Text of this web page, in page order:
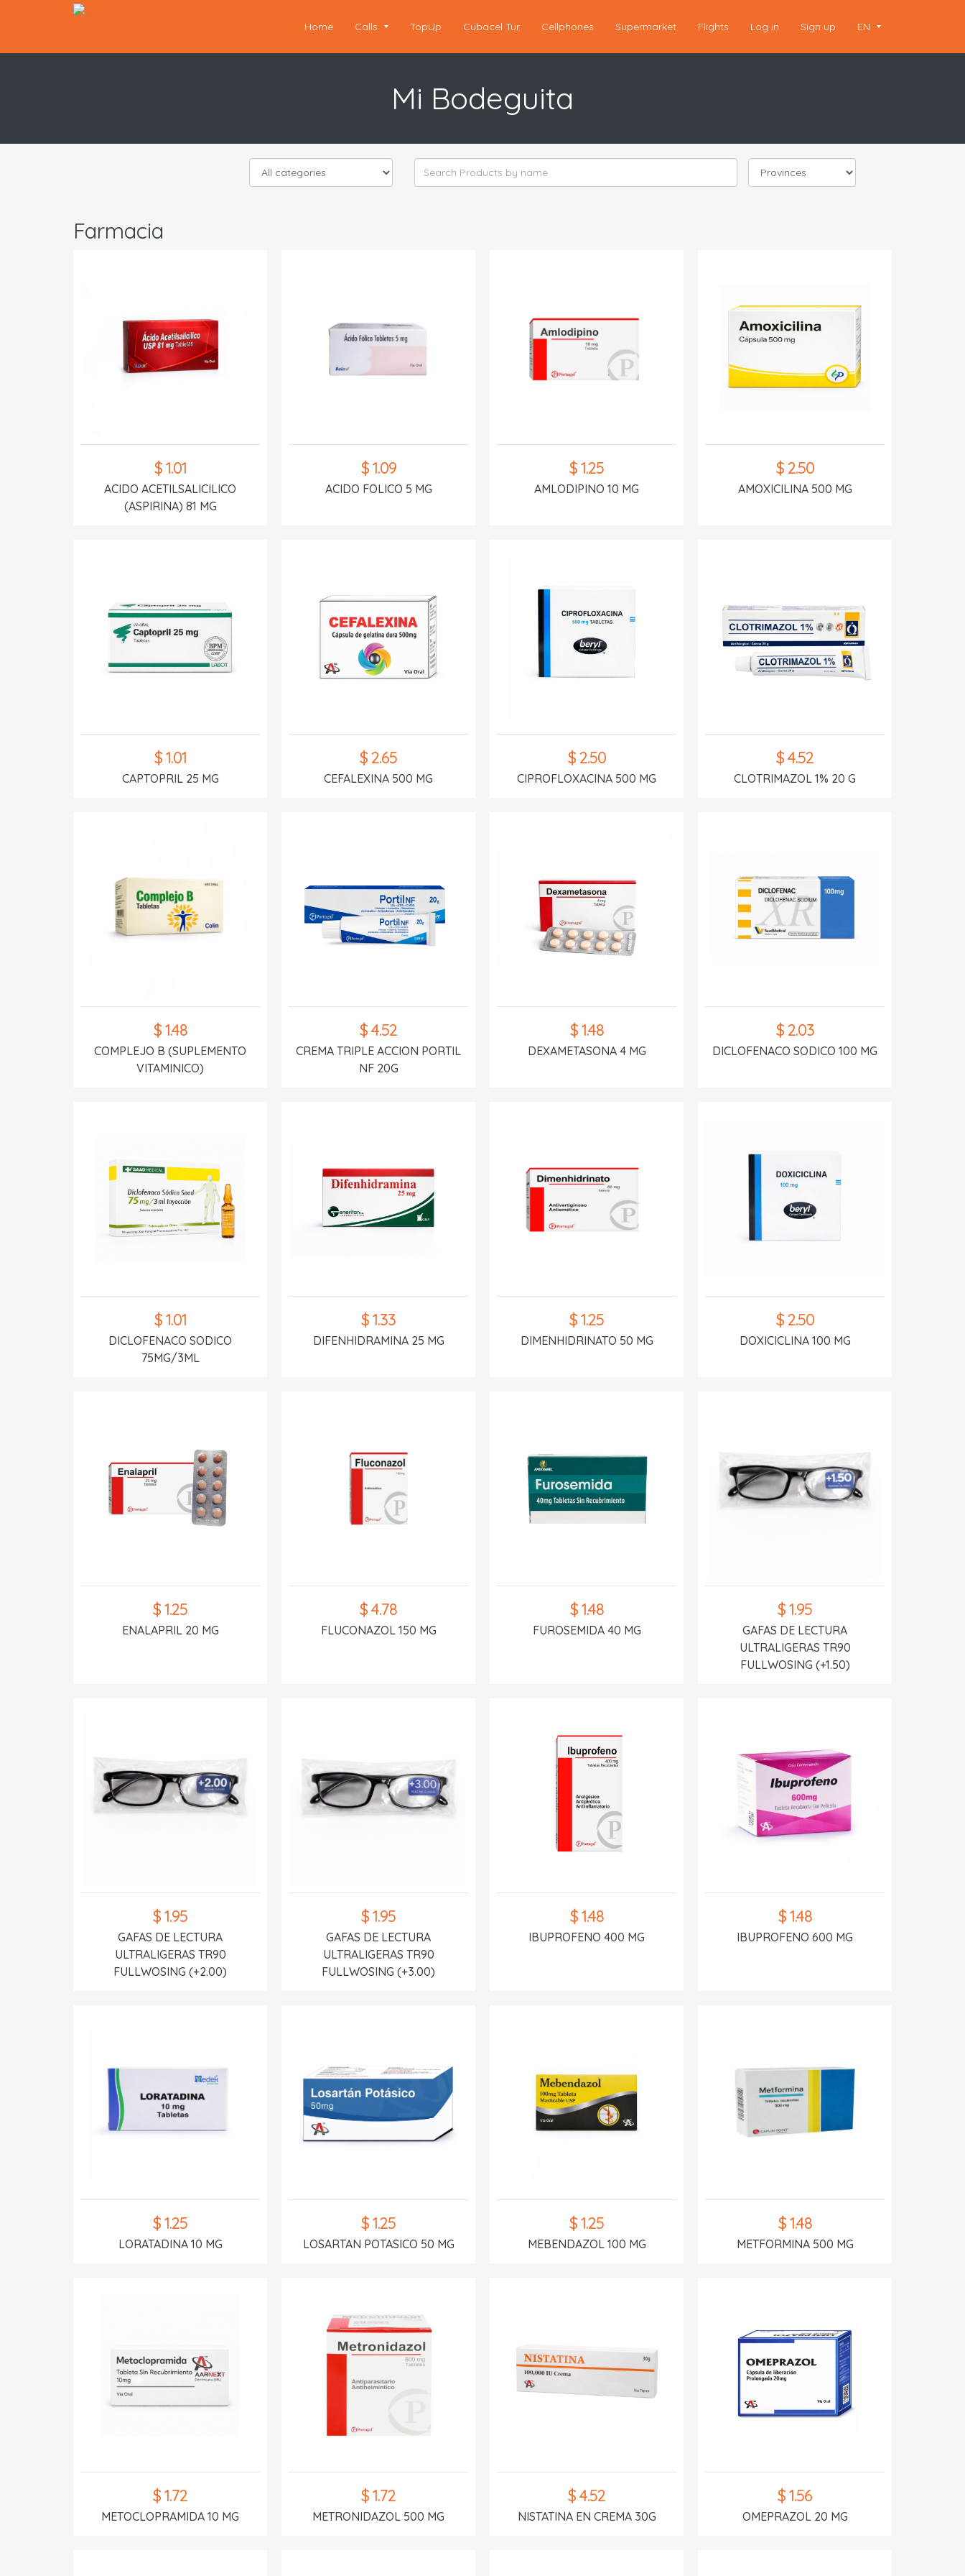
Home Calls TopUp Cubacel Tur Cellphones Supermarket Flights Log in Sign up EN
Mi Bodeguita
Farmacia
$ 1.01
ACIDO ACETILSALICILICO
(ASPIRINA) 81 MG
$ 1.09
ACIDO FOLICO 5 MG
$ 1.25
AMLODIPINO 10 MG
$ 2.50
AMOXICILINA 500 MG
$ 1.01
CAPTOPRIL 25 MG
$ 2.65
CEFALEXINA 500 MG
$ 2.50
CIPROFLOXACINA 500 MG
$ 4.52
CLOTRIMAZOL 1% 20 G
$ 1.48
COMPLEJO B (SUPLEMENTO
VITAMINICO)
$ 4.52
CREMA TRIPLE ACCION PORTIL
NF 20G
$ 1.48
DEXAMETASONA 4 MG
$ 2.03
DICLOFENACO SODICO 100 MG
$ 1.01
DICLOFENACO SODICO
75MG/3ML
$ 1.33
DIFENHIDRAMINA 25 MG
$ 1.25
DIMENHIDRINATO 50 MG
$ 2.50
DOXICICLINA 100 MG
$ 1.25
ENALAPRIL 20 MG
$ 4.78
FLUCONAZOL 150 MG
$ 1.48
FUROSEMIDA 40 MG
$ 1.95
GAFAS DE LECTURA
ULTRALIGERAS TR90
FULLWOSING (+1.50)
$ 1.95
GAFAS DE LECTURA
ULTRALIGERAS TR90
FULLWOSING (+2.00)
$ 1.95
GAFAS DE LECTURA
ULTRALIGERAS TR90
FULLWOSING (+3.00)
$ 1.48
IBUPROFENO 400 MG
$ 1.48
IBUPROFENO 600 MG
$ 1.25
LORATADINA 10 MG
$ 1.25
LOSARTAN POTASICO 50 MG
$ 1.25
MEBENDAZOL 100 MG
$ 1.48
METFORMINA 500 MG
$ 1.72
METOCLOPRAMIDA 10 MG
$ 1.72
METRONIDAZOL 500 MG
$ 4.52
NISTATINA EN CREMA 30G
$ 1.56
OMEPRAZOL 20 MG